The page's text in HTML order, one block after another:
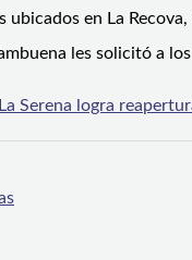
ubicados en La
les solicitó a
Serena logra